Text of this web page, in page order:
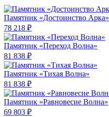
Памятник «Достоинство Арка»
78 218 ₽
Памятник «Переход Волна»
81 838 ₽
Памятник «Тихая Волна»
81 838 ₽
Памятник «Равновесие Волна»
69 803 ₽